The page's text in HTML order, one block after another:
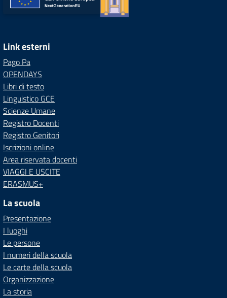
Link esterni
Pago Pa
OPENDAYS
Libri di testo
Linguistico GCE
Scienze Umane
Registro Docenti
Registro Genitori
Iscrizioni online
Area riservata docenti
VIAGGI E USCITE
ERASMUS+
La scuola
Presentazione
I luoghi
Le persone
I numeri della scuola
Le carte della scuola
Organizzazione
La storia